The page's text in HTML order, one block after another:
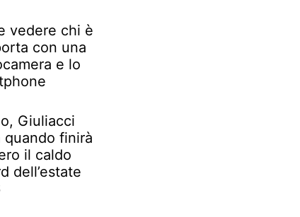
vedere chi è
con una
e lo
Giuliacci
quando finirà
il caldo
dell’estate